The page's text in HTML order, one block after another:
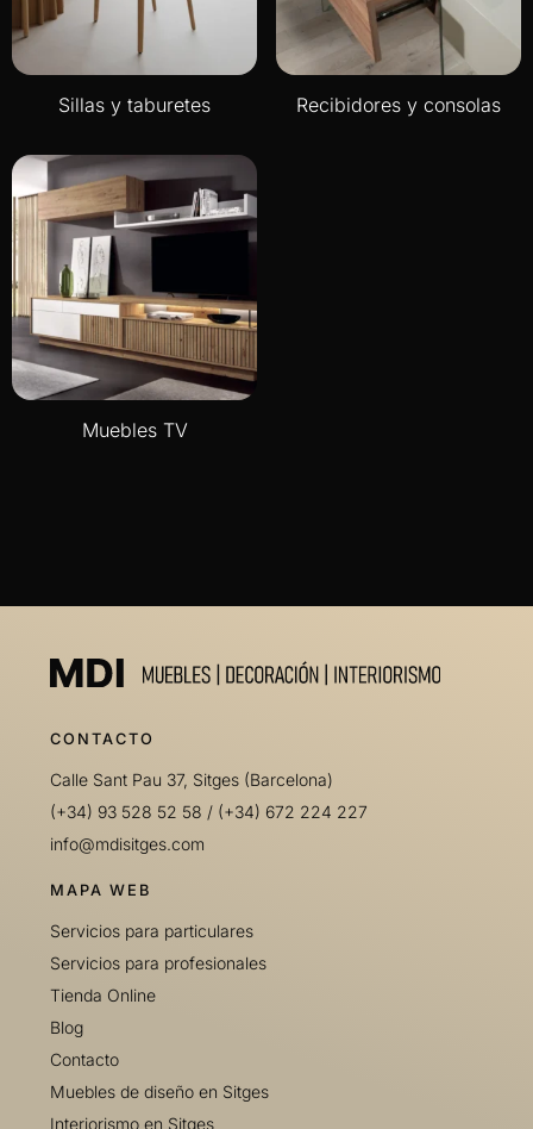
Sillas y taburetes Recibidores y consolas
Muebles TV
CONTACTO
Calle Sant Pau 37, Sitges (Barcelona)
(+34) 93 528 52 58 / (+34) 672 224 227
info@mdisitges.com
MAPA WEB
Servicios para particulares
Servicios para profesionales
Tienda Online
Blog
Contacto
Muebles de diseño en Sitges
Interiorismo en Sitges